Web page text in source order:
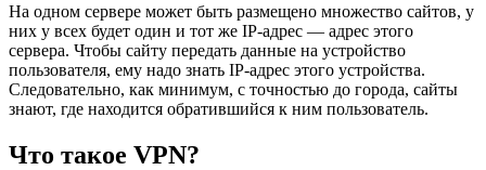
На одном сервере может быть размещено множество сайтов, у
них у всех будет один и тот же IP-адрес — адрес этого
сервера. Чтобы сайту передать данные на устройство
пользователя, ему надо знать IP-адрес этого устройства.
Следовательно, как минимум, с точностью до города, сайты
знают, где находится обратившийся к ним пользователь.
Что такое VPN?